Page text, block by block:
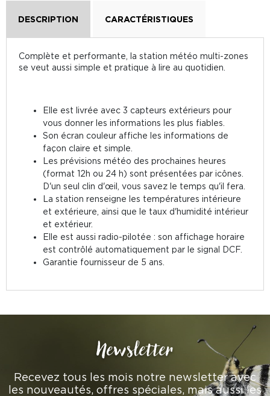
DESCRIPTION CARACTÉRISTIQUES
Complète et performante, la station météo multi-zones
se veut aussi simple et pratique à lire au quotidien.
Elle est livrée avec 3 capteurs extérieurs pour
vous donner les informations les plus fiables.
Son écran couleur affiche les informations de
façon claire et simple.
Les prévisions météo des prochaines heures
(format 12h ou 24 h) sont présentées par icônes.
D'un seul clin d'œil, vous savez le temps qu'il fera.
La station renseigne les températures intérieure
et extérieure, ainsi que le taux d'humidité intérieur
et extérieur.
Elle est aussi radio-pilotée : son affichage horaire
est contrôlé automatiquement par le signal DCF.
Garantie fournisseur de 5 ans.
Newsletter
Recevez tous les mois notre newsletter avec
les nouveautés, offres spéciales, mais aussi les